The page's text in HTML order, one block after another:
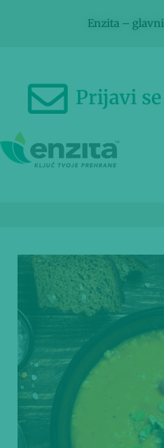
Enzita –
Prijavi